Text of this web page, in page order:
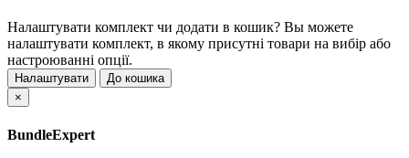
Налаштувати комплект чи додати в кошик? Вы можете
налаштувати комплект, в якому присутні товари на вибір або
настроюванні опції.
Налаштувати
До кошика
×
BundleExpert